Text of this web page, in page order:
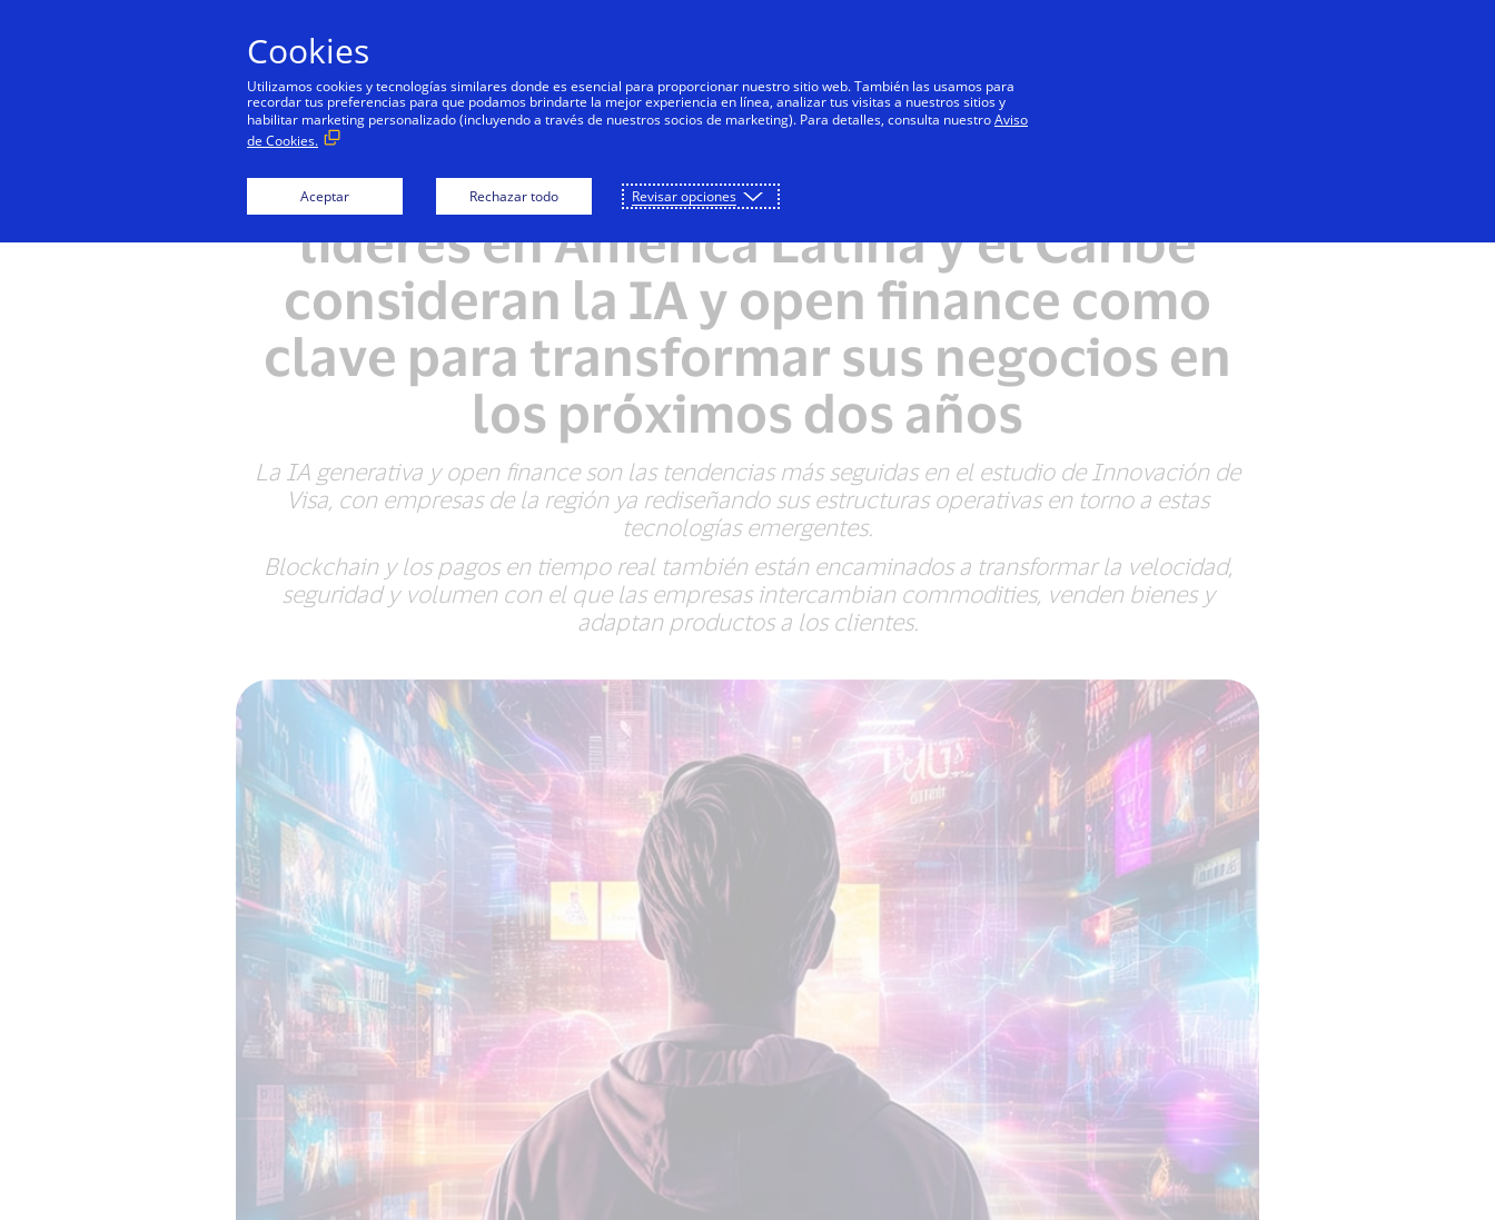
Personas Negocios Innovadores Todos
Estudio de Visa revela que las empresas
líderes en América Latina y el Caribe
consideran la IA y open finance como
clave para transformar sus negocios en
los próximos dos años
La IA generativa y open finance son las tendencias más seguidas en el estudio de Innovación de
Visa, con empresas de la región ya rediseñando sus estructuras operativas en torno a estas
tecnologías emergentes.
Blockchain y los pagos en tiempo real también están encaminados a transformar la velocidad,
seguridad y volumen con el que las empresas intercambian commodities, venden bienes y
adaptan productos a los clientes.
Cookies
Utilizamos cookies y tecnologías similares donde es esencial para proporcionar nuestro sitio web. También las usamos para
recordar tus preferencias para que podamos brindarte la mejor experiencia en línea, analizar tus visitas a nuestros sitios y
habilitar marketing personalizado (incluyendo a través de nuestros socios de marketing). Para detalles, consulta nuestroAviso
de Cookies.
Aceptar Rechazar todo Revisar opciones